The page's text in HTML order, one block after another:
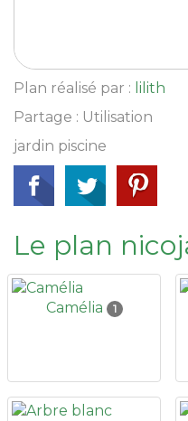
Plan réalisé par : lilith
Partage : Utilisation
jardin piscine
Le plan
Camélia 1